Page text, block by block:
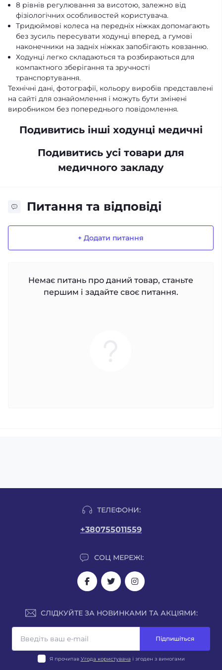
8 рівнів регулювання за висотою, залежно від
фізіологічних особливостей користувача.
Тридюймові колеса на передніх ніжках допомагають
без зусиль пересувати ходунці вперед, а гумові
наконечники на задніх ніжках запобігають ковзанню.
Ходунці легко складаються та розбираються для
компактного зберігання та зручності
транспортування.
Технічні дані, фотографії, кольору виробів представлені
на сайті для ознайомлення і можуть бути змінені
виробником без попереднього повідомлення.
Подивитись інші ходунці медичні
Подивитись усі товари для
медичного закладу
Питання та відповіді
+ Додати питання
Немає питань про даний товар, станьте
першим і задайте своє питання.
ТЕЛЕФОНИ:
+380755011559
СОЦ МЕРЕЖІ:
СЛІДКУЙТЕ ЗА НОВИНКАМИ ТА АКЦІЯМИ:
Підпишіться
Я прочитав Угода користувача і згоден з вимогами